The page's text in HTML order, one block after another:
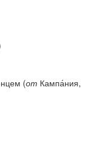
(от Кампа́ния,